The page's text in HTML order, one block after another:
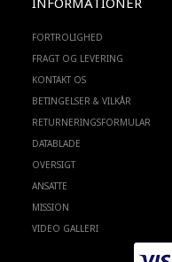
FORTROLIGHED
FRAGT OG LEVERING
KONTAKT OS
BETINGELSER & VILKÅR
RETURNERINGSFORMULAR
DATABLADE
OVERSIGT
ANSATTE
MISSION
VIDEO GALLERI